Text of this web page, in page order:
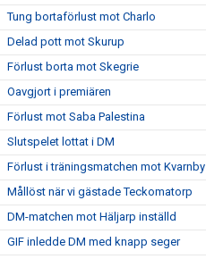
Tung bortaförlust mot Charlo
Delad pott mot Skurup
Förlust borta mot Skegrie
Oavgjort i premiären
Förlust mot Saba Palestina
Slutspelet lottat i DM
Förlust i träningsmatchen mot Kvarnby
Mållöst när vi gästade Teckomatorp
DM-matchen mot Häljarp inställd
GIF inledde DM med knapp seger